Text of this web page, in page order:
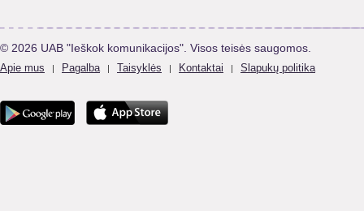
© 2026 UAB "Ieškok komunikacijos". Visos teisės saugomos.
Apie mus | Pagalba | Taisyklės | Kontaktai | Slapukų politika